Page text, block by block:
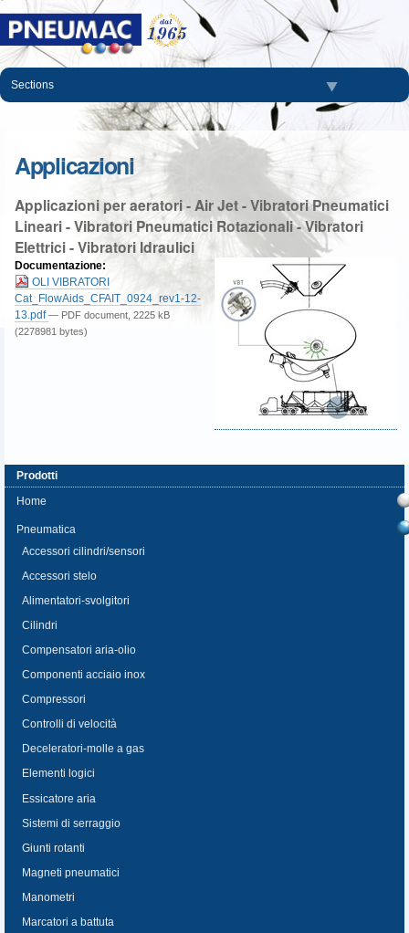
contenuti.
Salta
alla
navigazione
Sections
Applicazioni
Applicazioni per aeratori - Air Jet - Vibratori Pneumatici
Lineari - Vibratori Pneumatici Rotazionali - Vibratori
Elettrici - Vibratori Idraulici
Documentazione:
OLI VIBRATORI
Cat_FlowAids_CFAIT_0924_rev1-12-
13.pdf— PDF document, 2225 kB
(2278981 bytes)
Prodotti
Home
Pneumatica
Accessori cilindri/sensori
Accessori stelo
Alimentatori-svolgitori
Cilindri
Compensatori aria-olio
Componenti acciaio inox
Compressori
Controlli di velocità
Deceleratori-molle a gas
Elementi logici
Essicatore aria
Sistemi di serraggio
Giunti rotanti
Magneti pneumatici
Manometri
Marcatori a battuta